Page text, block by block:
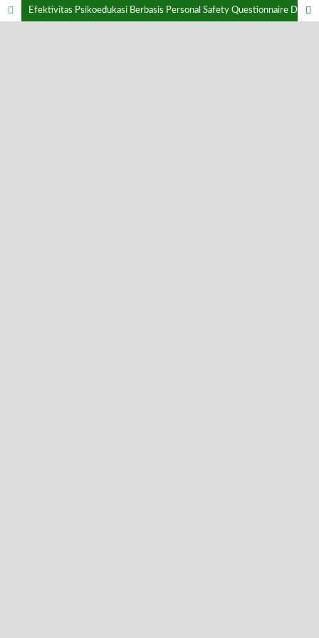
Efektivitas Psikoedukasi Berbasis Personal Safety Questionnaire Dalam Meningkatkan Pengetahuan Remaja Tentang Keselamatan Pribadi Sebagai Upaya Pencegahan Kekerasan Seksual